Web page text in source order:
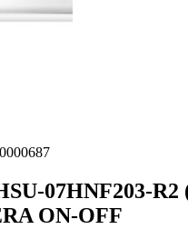
07HNF203-R2
ON-OFF